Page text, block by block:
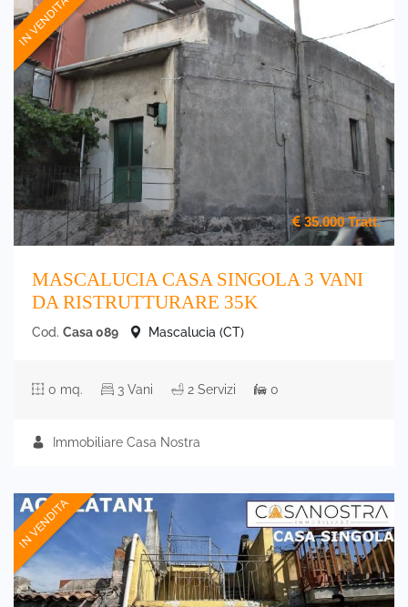
IN VENDITA
35.000 Tratt.
MASCALUCIA CASA SINGOLA 3 VANI
DA RISTRUTTURARE 35K
Cod. Casa 089 Mascalucia (CT)
0 mq. 3 Vani 2 Servizi 0
Immobiliare Casa Nostra
IN VENDITA